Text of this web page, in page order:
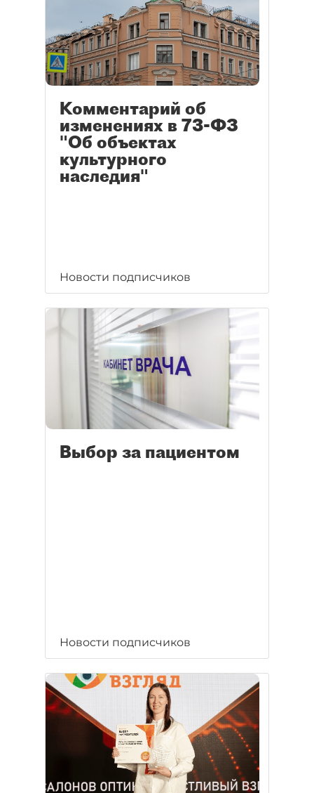
Комментарий об
изменениях в 73-ФЗ
"Об объектах
культурного
наследия"
Новости подписчиков
Выбор за пациентом
Новости подписчиков